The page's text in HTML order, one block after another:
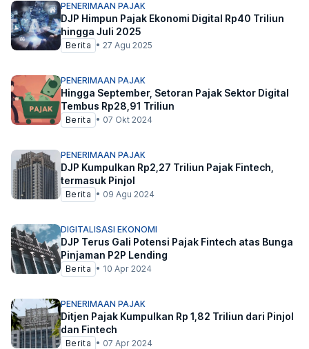
PENERIMAAN PAJAK
DJP Himpun Pajak Ekonomi Digital Rp40 Triliun
hingga Juli 2025
Berita • 27 Agu 2025
PENERIMAAN PAJAK
Hingga September, Setoran Pajak Sektor Digital
Tembus Rp28,91 Triliun
Berita • 07 Okt 2024
PENERIMAAN PAJAK
DJP Kumpulkan Rp2,27 Triliun Pajak Fintech,
termasuk Pinjol
Berita • 09 Agu 2024
DIGITALISASI EKONOMI
DJP Terus Gali Potensi Pajak Fintech atas Bunga
Pinjaman P2P Lending
Berita • 10 Apr 2024
PENERIMAAN PAJAK
Ditjen Pajak Kumpulkan Rp 1,82 Triliun dari Pinjol
dan Fintech
Berita • 07 Apr 2024